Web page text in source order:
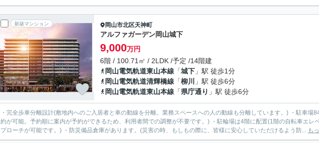
新築マンション 岡山市北区天神町
アルファガーデン岡山城下
9,000万円
6階 / 100.71㎡ / 2LDK /予定 /14階建
岡山電気軌道東山本線 「城下 」駅 徒歩1分
岡山電気軌道清輝橋線 「柳川
」駅 徒歩6分
岡山電気軌道東山本線 「県庁通り 」駅 徒歩6分
・完全歩車分離設計(敷地内へのご入居者と車の動線を分離。業務スペースへの人の動線も分離しています。) ・駐車場
約が可能。予約順に案内が予約ができるため、利用者間での調整が不要です。) ・駐輪場は4階に配置(1階の自転車エレ
プローチが可能です。) ・防災備品倉庫があります。(災害の時、もしもの際に、皆様に安心していただけるよう防... も